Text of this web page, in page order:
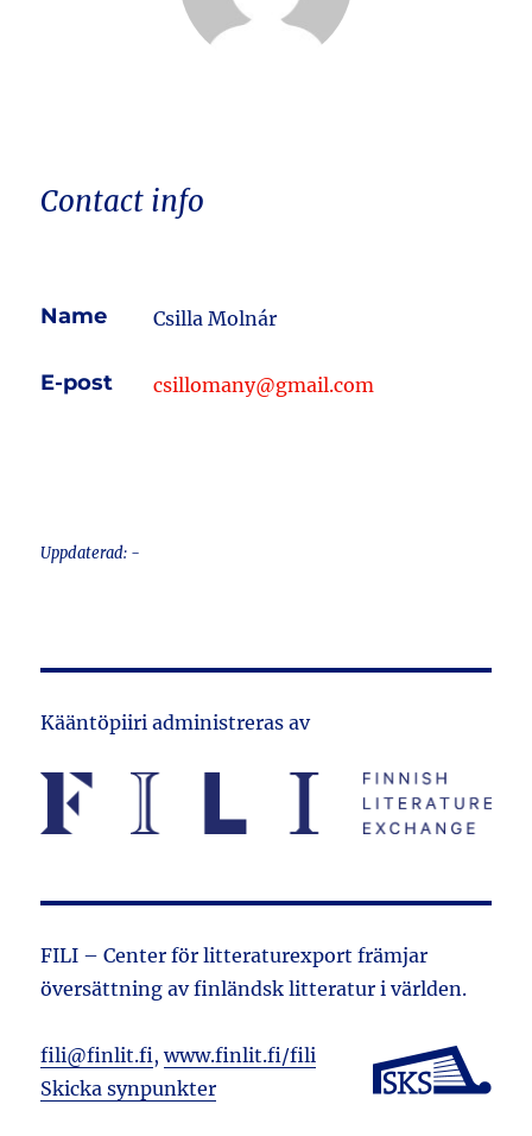
Contact info
Name Csilla Molnár
E-post csillomany@gmail.com
Uppdaterad: -
Kääntöpiiri administreras av
FILI – Center för litteraturexport främjar
översättning av finländsk litteratur i världen.
fili@finlit.fi,www.finlit.fi/fili
Skicka synpunkter